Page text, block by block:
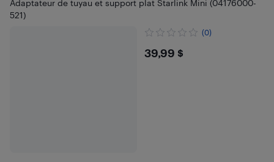
Adaptateur de tuyau et support plat Starlink Mini (04176000-
521)
(0)
$39.99
39,99 $